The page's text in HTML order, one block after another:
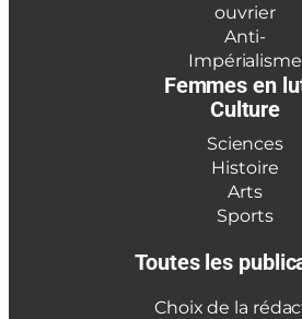
ouvrier
Anti-
Impérialisme
Femmes en
Culture
Sciences
Histoire
Arts
Sports
Toutes les
Choix de la